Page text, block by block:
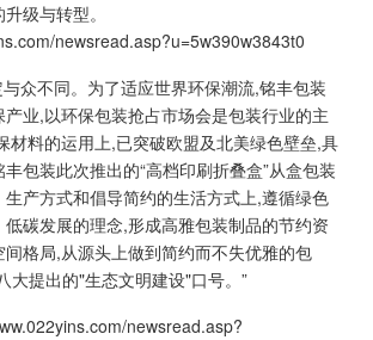
级与转型。
newsread.asp?u=5w390w3843t0
不同。为了适应世界环保潮流,铭丰包装
业,以环保包装抢占市场会是包装行业的主
材料的运用上,已突破欧盟及北美绿色壁垒,具
包装此次推出的“高档印刷折叠盒”从盒包装
产方式和倡导简约的生活方式上,遵循绿色
碳发展的理念,形成高雅包装制品的节约资
格局,从源头上做到简约而不失优雅的包
大提出的"生态文明建设"口号。”
newsread.asp?